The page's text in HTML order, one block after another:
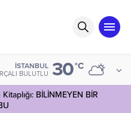
İSTANBUL
BULUTLU 30°C
BİLİNMEYEN BİR